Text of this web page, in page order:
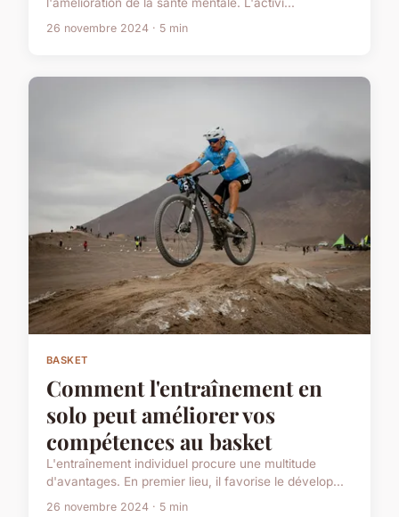
26 novembre 2024 · 5 min
BASKET
Comment l'entraînement en
solo peut améliorer vos
compétences au basket
L'entraînement individuel procure une multitude
d'avantages. En premier lieu, il favorise le dévelop...
26 novembre 2024 · 5 min